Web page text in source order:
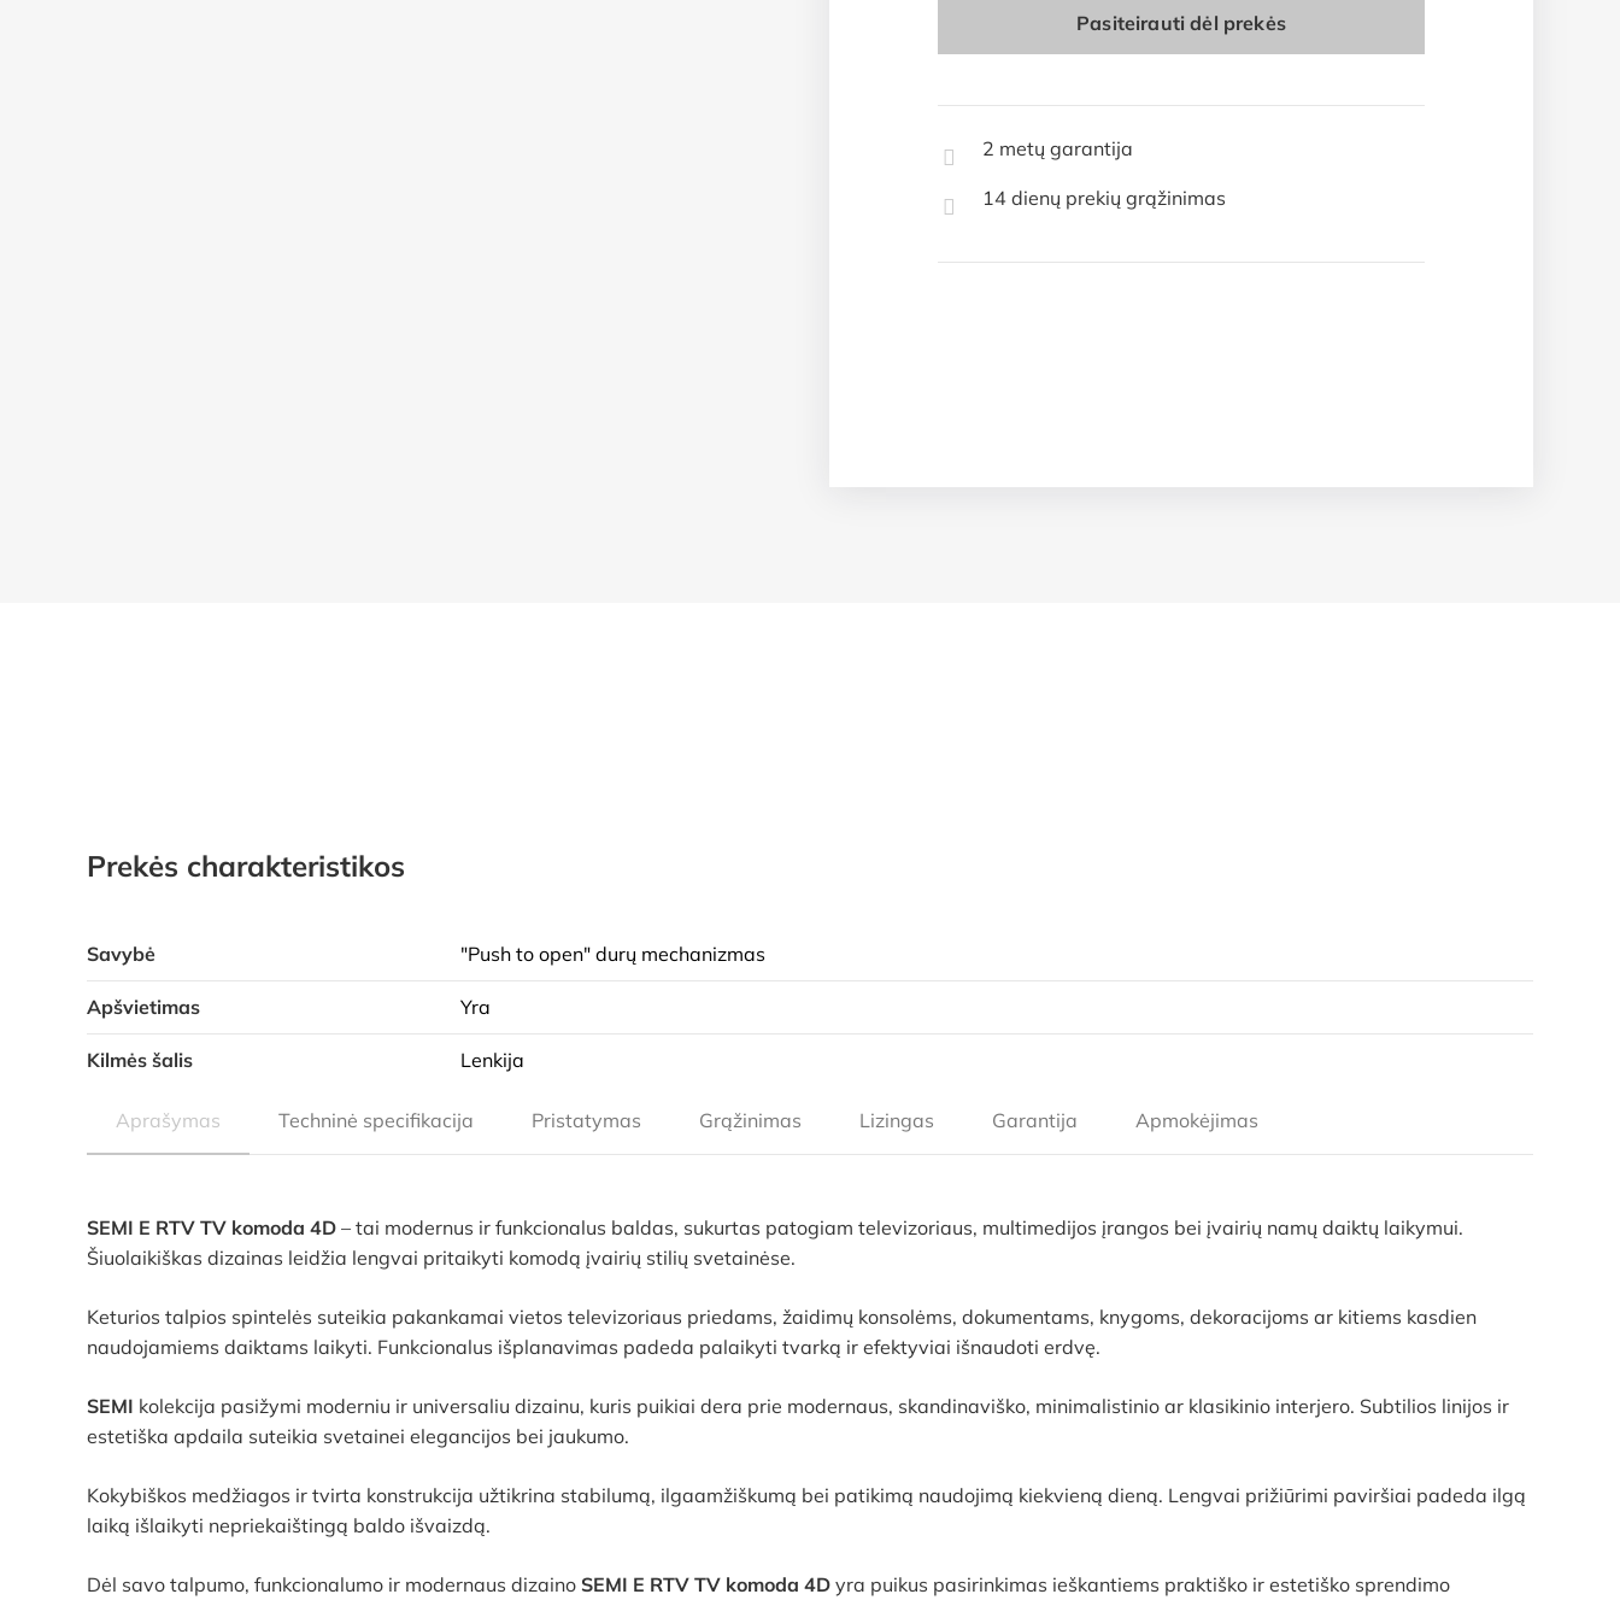
Pasiteirauti dėl prekės
2 metų garantija
14 dienų prekių grąžinimas
Prekės charakteristikos
Savybė "Push to open" durų mechanizmas
Apšvietimas Yra
Kilmės šalis Lenkija
Aprašymas Techninė specifikacija Pristatymas Grąžinimas Lizingas Garantija Apmokėjimas
SEMI E RTV TV komoda 4D – tai modernus ir funkcionalus baldas, sukurtas patogiam televizoriaus, multimedijos įrangos bei įvairių namų daiktų laikymui.
Šiuolaikiškas dizainas leidžia lengvai pritaikyti komodą įvairių stilių svetainėse.
Keturios talpios spintelės suteikia pakankamai vietos televizoriaus priedams, žaidimų konsolėms, dokumentams, knygoms, dekoracijoms ar kitiems kasdien
naudojamiems daiktams laikyti. Funkcionalus išplanavimas padeda palaikyti tvarką ir efektyviai išnaudoti erdvę.
SEMI kolekcija pasižymi moderniu ir universaliu dizainu, kuris puikiai dera prie modernaus, skandinaviško, minimalistinio ar klasikinio interjero. Subtilios linijos ir
estetiška apdaila suteikia svetainei elegancijos bei jaukumo.
Kokybiškos medžiagos ir tvirta konstrukcija užtikrina stabilumą, ilgaamžiškumą bei patikimą naudojimą kiekvieną dieną. Lengvai prižiūrimi paviršiai padeda ilgą
laiką išlaikyti nepriekaištingą baldo išvaizdą.
Dėl savo talpumo, funkcionalumo ir modernaus dizaino SEMI E RTV TV komoda 4D yra puikus pasirinkimas ieškantiems praktiško ir estetiško sprendimo